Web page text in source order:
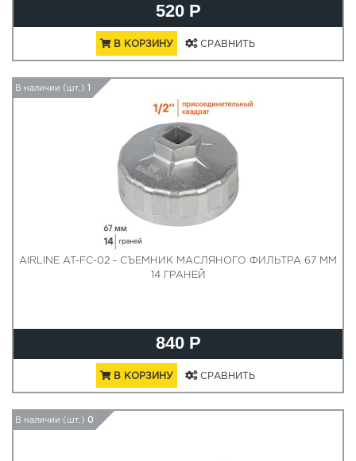
520 Р
В КОРЗИНУ СРАВНИТЬ
В наличии (шт.)
AIRLINE AT-FC-02 - СЪЕМНИК МАСЛЯНОГО ФИЛЬТРА 67 ММ
14 ГРАНЕЙ
840 Р
В КОРЗИНУ СРАВНИТЬ
В наличии (шт.) 0